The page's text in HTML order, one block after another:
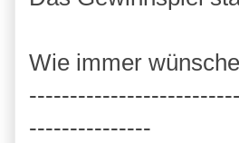
Wie immer
---------------